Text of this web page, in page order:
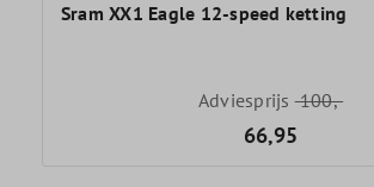
Sram XX1 Eagle 12-speed ketting
Adviesprijs100,-
66,95